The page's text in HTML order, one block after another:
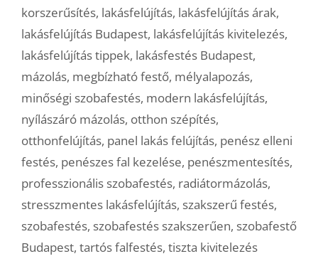
korszerűsítés, lakásfelújítás, lakásfelújítás árak,
lakásfelújítás Budapest, lakásfelújítás kivitelezés,
lakásfelújítás tippek, lakásfestés Budapest,
mázolás, megbízható festő, mélyalapozás,
minőségi szobafestés, modern lakásfelújítás,
nyílászáró mázolás, otthon szépítés,
otthonfelújítás, panel lakás felújítás, penész elleni
festés, penészes fal kezelése, penészmentesítés,
professzionális szobafestés, radiátormázolás,
stresszmentes lakásfelújítás, szakszerű festés,
szobafestés, szobafestés szakszerűen, szobafestő
Budapest, tartós falfestés, tiszta kivitelezés